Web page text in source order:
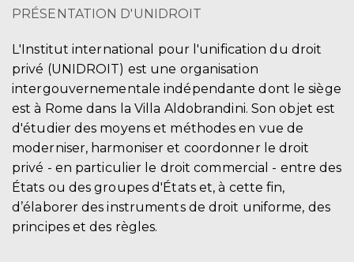
PRÉSENTATION D'UNIDROIT
L'Institut international pour l'unification du droit
privé (UNIDROIT) est une organisation
intergouvernementale indépendante dont le siège
est à Rome dans la Villa Aldobrandini. Son objet est
d'étudier des moyens et méthodes en vue de
moderniser, harmoniser et coordonner le droit
privé - en particulier le droit commercial - entre des
États ou des groupes d'États et, à cette fin,
d’élaborer des instruments de droit uniforme, des
principes et des règles.